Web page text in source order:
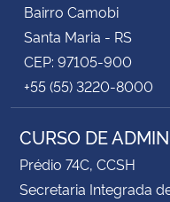
Bairro Camobi
Santa Maria - RS
CEP: 97105-900
+55 (55) 3220-8000
CURSO DE
Prédio 74C, CCSH
Secretaria Integrada